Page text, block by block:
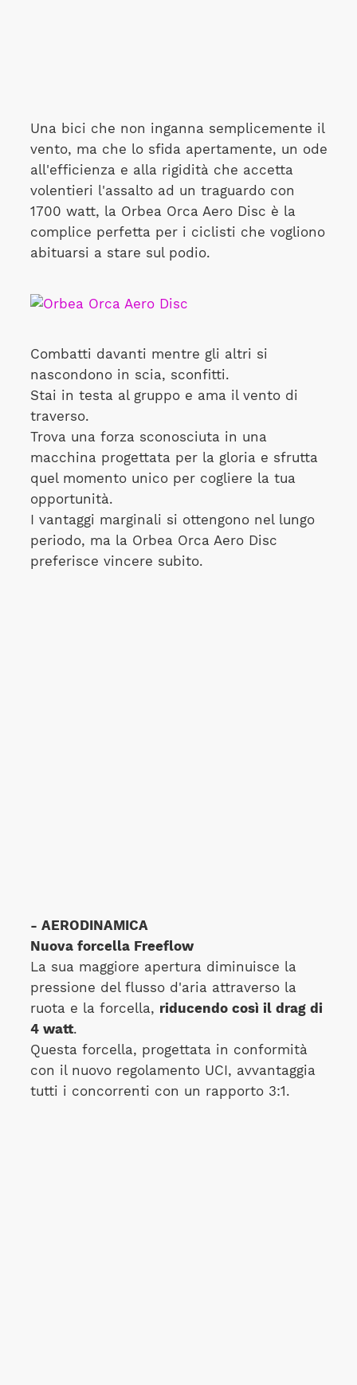
Una bici che non inganna semplicemente il
vento, ma che lo sfida apertamente, un ode
all'efficienza e alla rigidità che accetta
volentieri l'assalto ad un traguardo con
1700 watt, la Orbea Orca Aero Disc è la
complice perfetta per i ciclisti che vogliono
abituarsi a stare sul podio.
Combatti davanti mentre gli altri si
nascondono in scia, sconfitti.
Stai in testa al gruppo e ama il vento di
traverso.
Trova una forza sconosciuta in una
macchina progettata per la gloria e sfrutta
quel momento unico per cogliere la tua
opportunità.
I vantaggi marginali si ottengono nel lungo
periodo, ma la Orbea Orca Aero Disc
preferisce vincere subito.
- AERODINAMICA
Nuova forcella Freeflow
La sua maggiore apertura diminuisce la
pressione del flusso d'aria attraverso la
ruota e la forcella, riducendo così il drag di
4 watt.
Questa forcella, progettata in conformità
con il nuovo regolamento UCI, avvantaggia
tutti i concorrenti con un rapporto 3:1.